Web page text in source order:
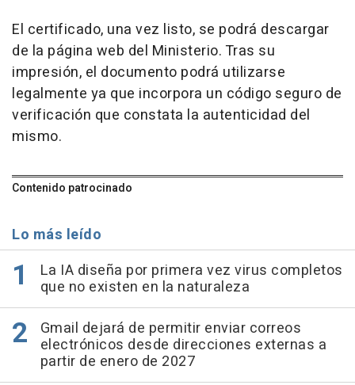
El certificado, una vez listo, se podrá descargar
de la página web del Ministerio. Tras su
impresión, el documento podrá utilizarse
legalmente ya que incorpora un código seguro de
verificación que constata la autenticidad del
mismo.
Contenido patrocinado
Lo más leído
La IA diseña por primera vez virus completos
que no existen en la naturaleza
Gmail dejará de permitir enviar correos
electrónicos desde direcciones externas a
partir de enero de 2027